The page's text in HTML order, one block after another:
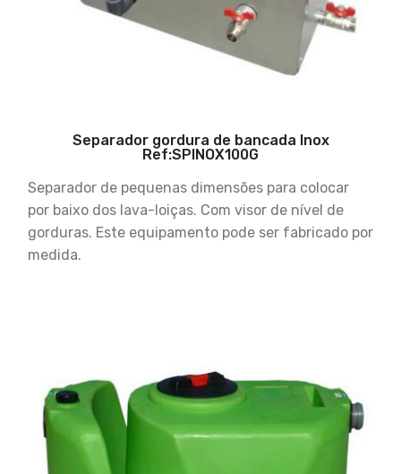
Separador gordura de bancada Inox
Ref:SPINOX100G
Separador de pequenas dimensões para colocar
por baixo dos lava-loiças. Com visor de nível de
gorduras. Este equipamento pode ser fabricado por
medida.